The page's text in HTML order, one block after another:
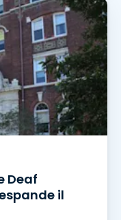
Deaf
il